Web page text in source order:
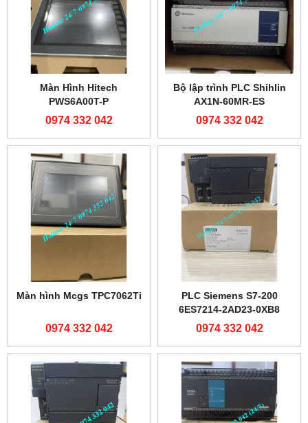
Màn Hình Hitech
PWS6A00T-P
0974 332 042
Bộ lập trình PLC Shihlin
AX1N-60MR-ES
0974 332 042
Màn hình Mcgs TPC7062Ti
0974 332 042
PLC Siemens S7-200
6ES7214-2AD23-0XB8
0974 332 042